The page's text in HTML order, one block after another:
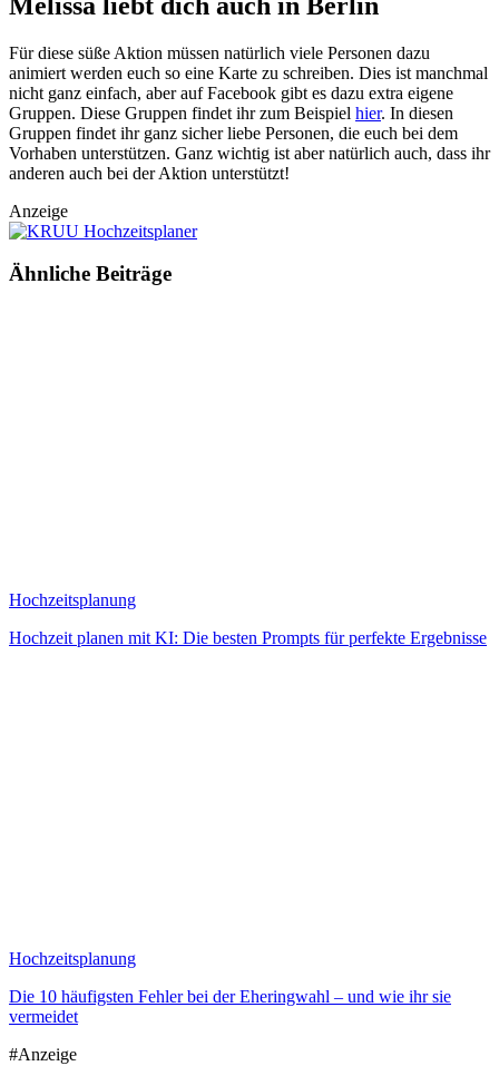
Für diese süße Aktion müssen natürlich viele Personen dazu
animiert werden euch so eine Karte zu schreiben. Dies ist manchmal
nicht ganz einfach, aber auf Facebook gibt es dazu extra eigene
Gruppen. Diese Gruppen findet ihr zum Beispiel hier. In diesen
Gruppen findet ihr ganz sicher liebe Personen, die euch bei dem
Vorhaben unterstützen. Ganz wichtig ist aber natürlich auch, dass ihr
anderen auch bei der Aktion unterstützt!
Anzeige
Ähnliche Beiträge
Hochzeitsplanung
Hochzeit planen mit KI: Die besten Prompts für perfekte Ergebnisse
Hochzeitsplanung
Die 10 häufigsten Fehler bei der Eheringwahl – und wie ihr sie
vermeidet
#Anzeige